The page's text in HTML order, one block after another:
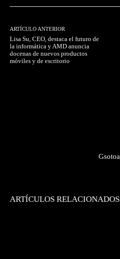
ARTÍCULO ANTERIOR
Lisa Su, CEO, destaca el futuro de
la informática y AMD anuncia
docenas de nuevos productos
móviles y de escritorio
Gsotoa
ARTÍCULOS RELACIONADOS